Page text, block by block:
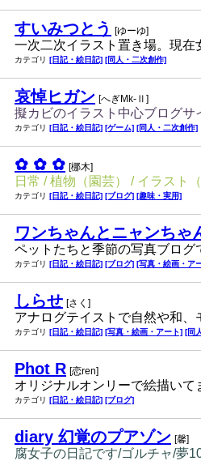
すいみつとう [ゆーゆ]
一次二次イラスト置き場。現
カテゴリ [日記・絵日記] [同人・二次創作]
哀悼ヒガン [へぎMk-Ⅱ]
擬カビのイラスト中心ブログ
カテゴリ [日記・絵日記] [ゲーム] [同人・二次創作]
✿ ✿ ✿ [梛木]
日常 / 植物（園芸） / イラスト
カテゴリ [日記・絵日記] [ブログ] [趣味・実用]
ワンちゃんとニャンちゃ
ペットたちと季節の写真ブログ
カテゴリ [日記・絵日記] [ブログ] [写真・絵画・ア
しらせ [さく]
アナログテイストで自然や和
カテゴリ [日記・絵日記] [写真・絵画・アート] [同
Phot R [恋ren]
オリジナルオンリーで絵描い
カテゴリ [日記・絵日記] [ブログ]
diary 幻覚のプアゾン [馨]
腐女子の日記です/ゴルチャ/夢